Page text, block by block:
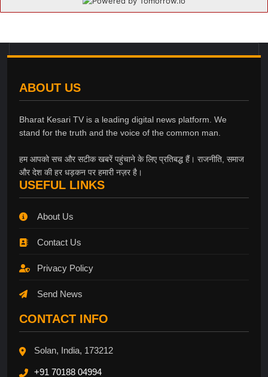
ABOUT US
Bharat Kesari TV is a leading digital news platform. We
stand for the truth and the voice of the common man.
हम आपको सच और सटीक खबरें पहुंचाने के लिए प्रतिबद्ध हैं। राजनीति, समाज
और देश की हर धड़कन पर हमारी नज़र है।
USEFUL LINKS
About Us
Contact Us
Privacy Policy
Send News
CONTACT INFO
Solan, India, 173212
+91 70188 04994